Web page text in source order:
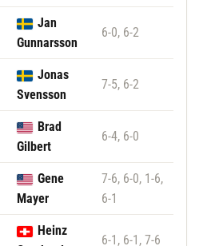
Jan
Gunnarsson
6-0, 6-2
Jonas
Svensson
7-5, 6-2
Brad
Gilbert
6-4, 6-0
Gene
Mayer
7-6, 6-0, 1-6,
6-1
Heinz
6-1, 6-1, 7-6